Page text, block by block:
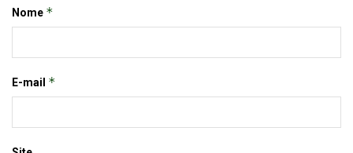
Nome *
E-mail *